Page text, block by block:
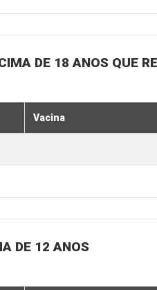
DE 18 ANOS QUE
Vacina
DE 12 ANOS